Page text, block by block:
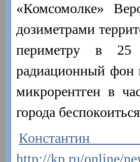
«Комсомолке»
дозиметрами
периметру в 25
радиационный фон
микрорентген в
города